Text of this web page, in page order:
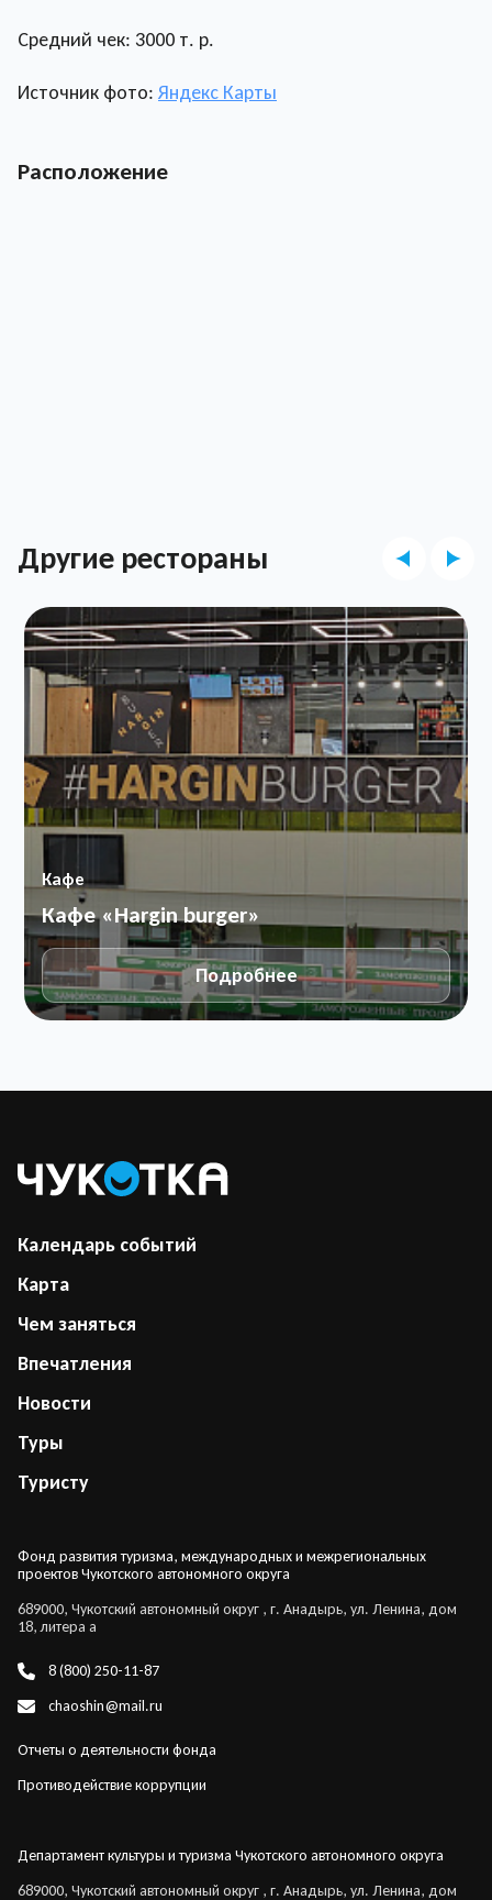
Средний чек: 3000 т. р.
Источник фото: Яндекс Карты
Расположение
Другие рестораны
Кафе
Кафе «Hargin burger»
Подробнее
Календарь событий
Карта
Чем заняться
Впечатления
Новости
Туры
Туристу
Фонд развития туризма, международных и межрегиональных
проектов Чукотского автономного округа
689000, Чукотский автономный округ , г. Анадырь, ул. Ленина, дом
18, литера а
8 (800) 250-11-87
chaoshin@mail.ru
Отчеты о деятельности фонда
Противодействие коррупции
Департамент культуры и туризма Чукотского автономного округа
689000, Чукотский автономный округ , г. Анадырь, ул. Ленина, дом